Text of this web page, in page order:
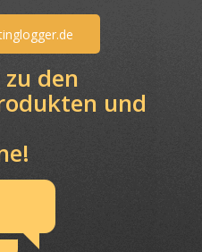
den
und